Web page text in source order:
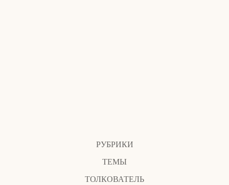
РУБРИКИ
ТЕМЫ
ТОЛКОВАТЕЛЬ